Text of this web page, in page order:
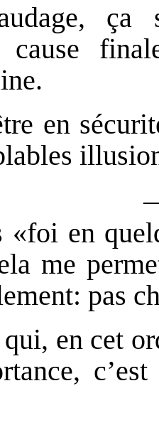
ça
cause
en
«foi en
me
pas
en cet